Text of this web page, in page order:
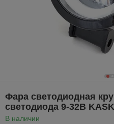
Фара светодиодная
светодиода 9-32В
В наличии